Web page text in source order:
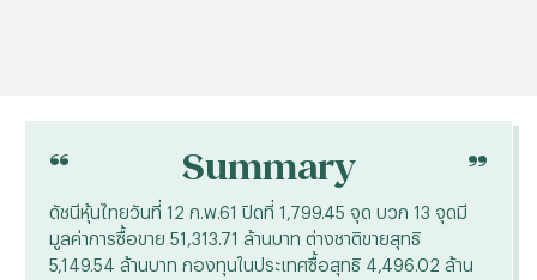
“ Summary “
ดัชนีหุ้นไทยวันที่ 12 ก.พ.61 ปิดที่ 1,799.45 จุด บวก 13 จุดมี
มูลค่าการซื้อขาย 51,313.71 ล้านบาท ต่างชาติขายสุทธิ
5,149.54 ล้านบาท กองทุนในประเทศซื้อสุทธิ 4,496.02 ล้าน